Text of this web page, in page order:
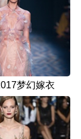
梦幻嫁衣